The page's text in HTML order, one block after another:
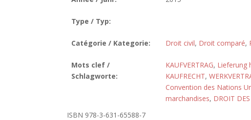
Type / Typ:
Catégorie / Kategorie: Droit civil, Droit comparé,
Mots clef /
Schlagworte:
KAUFVERTRAG, Lieferung
KAUFRECHT,
Convention des Nations
marchandises, DROIT
ISBN 978-3-631-65588-7